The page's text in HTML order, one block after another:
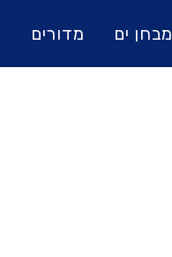
מבחן ים מדורים